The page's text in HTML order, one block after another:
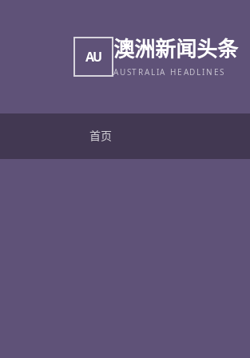
AU 澳洲新闻头条
AUSTRALIA HEADLINES
首页